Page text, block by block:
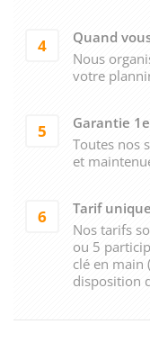
4
Quand
Nous
votre
5
Garantie
Toutes nos
et
6
Tarif unique
Nos tarifs
ou 5
clé en main
disposition